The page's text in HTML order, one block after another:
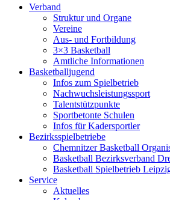
Verband
Struktur und Organe
Vereine
Aus- und Fortbildung
3×3 Basketball
Amtliche Informationen
Basketballjugend
Infos zum Spielbetrieb
Nachwuchsleistungssport
Talentstützpunkte
Sportbetonte Schulen
Infos für Kadersportler
Bezirksspielbetriebe
Chemnitzer Basketball
Basketball Bezirksverband
Basketball Spielbetrieb
Service
Aktuelles